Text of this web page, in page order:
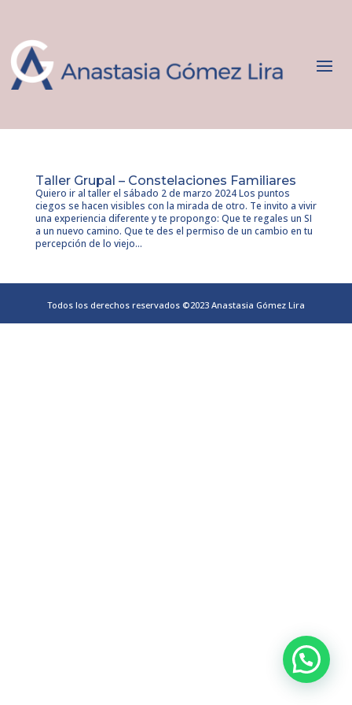
Taller Grupal – Constelaciones Familiares
Quiero ir al taller el sábado 2 de marzo 2024 Los puntos
ciegos se hacen visibles con la mirada de otro. Te invito a vivir
una experiencia diferente y te propongo: Que te regales un SI
a un nuevo camino. Que te des el permiso de un cambio en tu
percepción de lo viejo...
Todos los derechos reservados ©2023 Anastasia Gómez Lira